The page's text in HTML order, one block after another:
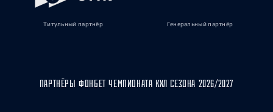
Титульный партнёр Генеральный партнёр
ПАРТНЁРЫ ФОНБЕТ ЧЕМПИОНАТА КХЛ СЕЗОНА 2026/2027